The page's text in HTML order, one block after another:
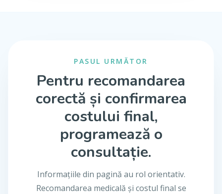
PASUL URMĂTOR
Pentru recomandarea
corectă și confirmarea
costului final,
programează o
consultație.
Informațiile din pagină au rol orientativ.
Recomandarea medicală și costul final se